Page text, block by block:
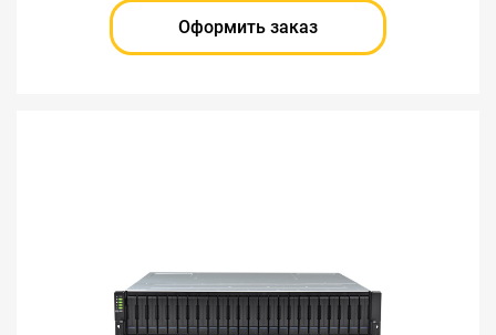
Оформить заказ